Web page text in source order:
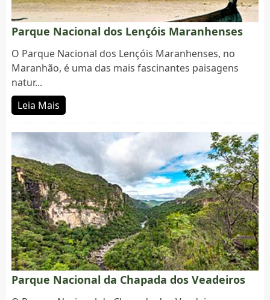
Parque Nacional dos Lençóis Maranhenses
O Parque Nacional dos Lençóis Maranhenses, no
Maranhão, é uma das mais fascinantes paisagens
natur...
Leia Mais
Parque Nacional da Chapada dos Veadeiros